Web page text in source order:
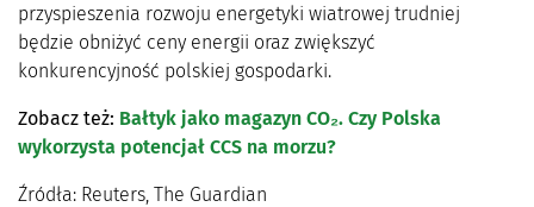
przyspieszenia rozwoju energetyki wiatrowej trudniej
będzie obniżyć ceny energii oraz zwiększyć
konkurencyjność polskiej gospodarki.
Zobacz też: Bałtyk jako magazyn CO₂. Czy Polska
wykorzysta potencjał CCS na morzu?
Źródła: Reuters, The Guardian